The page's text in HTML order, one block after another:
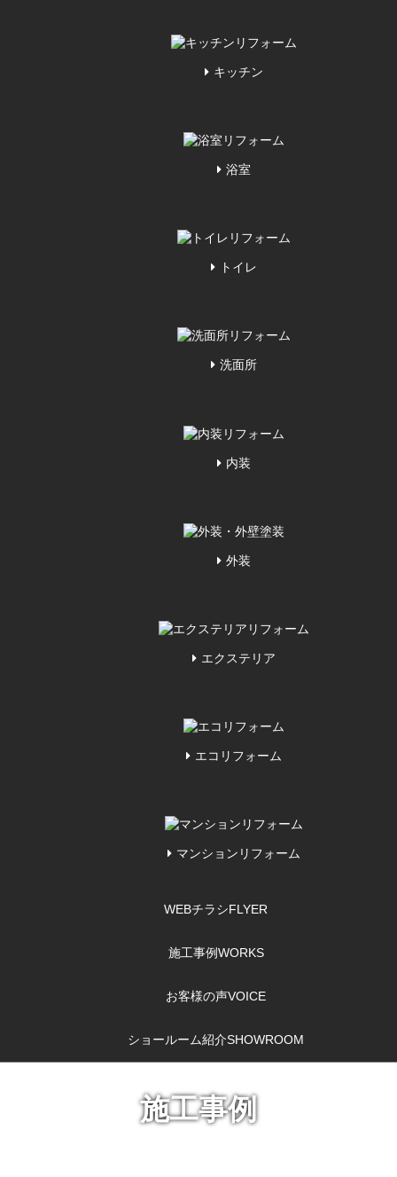
キッチン
浴室
トイレ
洗面所
内装
外装
エクステリア
エコリフォーム
マンションリフォーム
WEBチラシFLYER
施工事例WORKS
お客様の声VOICE
ショールーム紹介SHOWROOM
施工事例